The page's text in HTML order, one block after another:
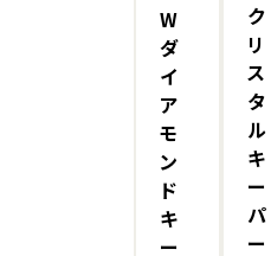
W
ダ
イ
ア
モ
ン
ド
キ
ー
ク
リ
ス
タ
ル
キ
ー
パ
ー